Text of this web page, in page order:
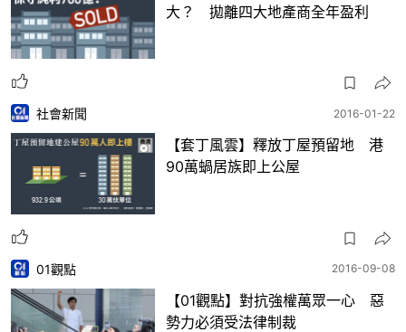
大？ 拋離四大地產商全年盈利
社會新聞 2016-01-22
【套丁風雲】釋放丁屋預留地 港
90萬蝸居族即上公屋
01觀點 2016-09-08
【01觀點】對抗強權萬眾一心 惡
勢力必須受法律制裁